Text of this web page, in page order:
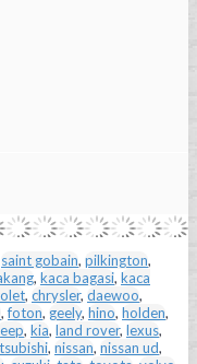
saint gobain, pilkington,
, kaca bagasi, kaca
, chrysler, daewoo,
,foton, geely, hino, holden,
, kia, land rover, lexus,
, nissan, nissan ud,